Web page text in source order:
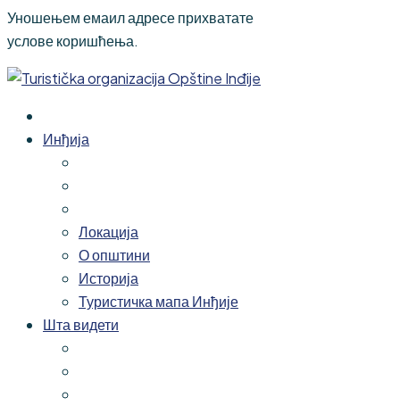
Уношењем емаил адресе прихватате
услове коришћења.
Инђија
Локација
О општини
Историја
Туристичка мапа Инђије
Шта видети